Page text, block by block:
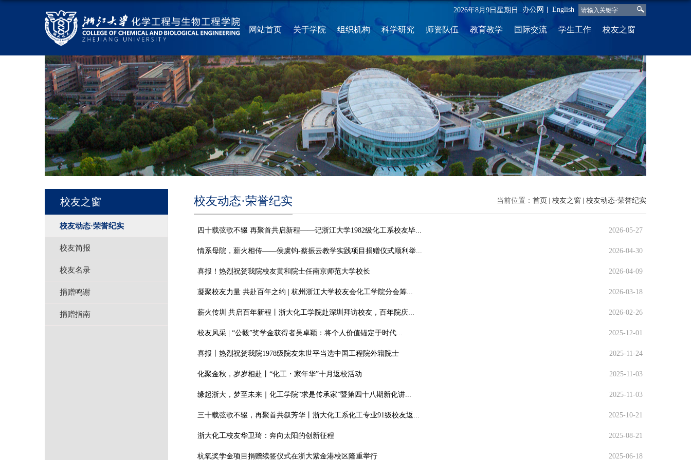
办公网 English
2026年8月9日星期日
网站首页 关于学院 组织机构 科学研究 师资队伍 教育教学 国际交流 学生工作 校友之窗
校友之窗
校友动态·荣誉纪实
校友简报
校友名录
捐赠鸣谢
捐赠指南
当前位置： 首页 校友之窗 校友动态·荣誉纪实
校友动态·荣誉纪实
四十载弦歌不辍 再聚首共启新程——记浙江大学1982级化工系校友毕... 2026-05-27
情系母院，薪火相传——侯虞钧-蔡振云教学实践项目捐赠仪式顺利举... 2026-04-30
喜报！热烈祝贺我院校友黄和院士任南京师范大学校长 2026-04-09
凝聚校友力量 共赴百年之约 | 杭州浙江大学校友会化工学院分会筹... 2026-03-18
薪火传圳 共启百年新程丨浙大化工学院赴深圳拜访校友，百年院庆... 2026-02-26
校友风采 | “公毅”奖学金获得者吴卓颖：将个人价值锚定于时代... 2025-12-01
喜报丨热烈祝贺我院1978级院友朱世平当选中国工程院外籍院士 2025-11-24
化聚金秋，岁岁相赴丨“化工・家年华”十月返校活动 2025-11-03
缘起浙大，梦至未来｜化工学院“求是传承家”暨第四十八期新化讲... 2025-11-03
三十载弦歌不辍，再聚首共叙芳华丨浙大化工系化工专业91级校友返... 2025-10-21
浙大化工校友华卫琦：奔向太阳的创新征程 2025-08-21
杭氧奖学金项目捐赠续签仪式在浙大紫金港校区隆重举行 2025-06-18